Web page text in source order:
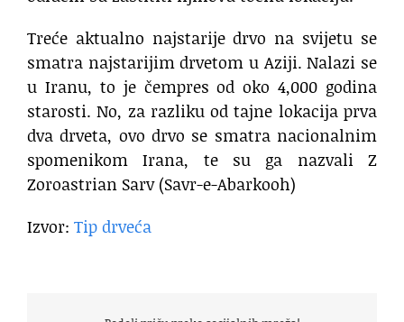
Treće aktualno najstarije drvo na svijetu se
smatra najstarijim drvetom u Aziji. Nalazi se
u Iranu, to je čempres od oko 4,000 godina
starosti. No, za razliku od tajne lokacija prva
dva drveta, ovo drvo se smatra nacionalnim
spomenikom Irana, te su ga nazvali Z
Zoroastrian Sarv (Savr-e-Abarkooh)
Izvor: Tip drveća